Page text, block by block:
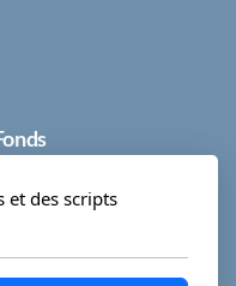
et des scripts